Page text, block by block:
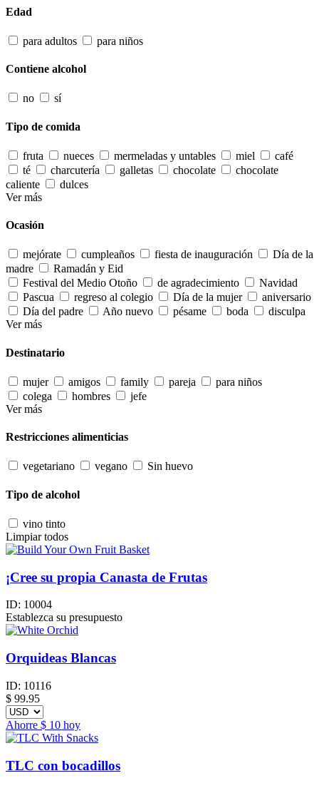
Edad
para adultos para niños
Contiene alcohol
no sí
Tipo de comida
fruta nueces mermeladas y untables miel
café
té
charcutería galletas chocolate
chocolate
caliente
dulces
Ver más
Ocasión
mejórate cumpleaños fiesta de inauguración
Día de la
madre
Ramadán y Eid
Festival del Medio Otoño
de agradecimiento
Navidad
Pascua
regreso al colegio Día de la mujer
aniversario
Día del padre
Año nuevo pésame boda
disculpa
Ver más
Destinatario
mujer amigos family pareja
para niños
colega
hombres
jefe
Ver más
Restricciones alimenticias
vegetariano vegano Sin huevo
Tipo de alcohol
vino tinto
Limpiar todos
¡Cree su propia Canasta de Frutas
ID: 10004
Establezca su presupuesto
Orquideas Blancas
ID: 10116
$ 99.95
Ahorre $ 10 hoy
TLC con bocadillos